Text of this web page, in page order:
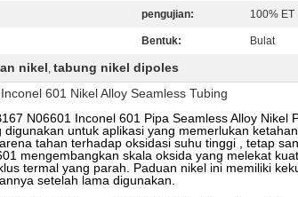
pengujian: 100% ET
Bentuk: Bulat
nikel, tabung nikel dipoles
601 Nikel Alloy Seamless Tubing
N06601 Inconel 601 Pipa Seamless Alloy Nikel
untuk aplikasi yang memerlukan
tahan terhadap oksidasi suhu tinggi
tetap
mengembangkan skala oksida yang melekat
termal yang parah.
Paduan nikel ini memiliki
setelah lama digunakan.